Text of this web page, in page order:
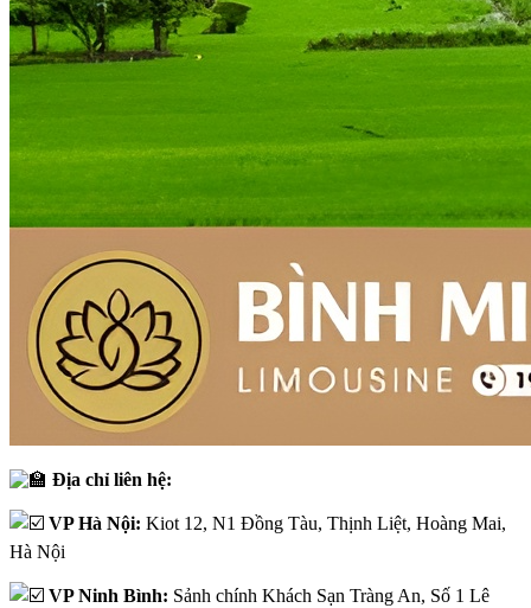
Địa chỉ liên hệ:
VP Hà Nội: Kiot 12, N1 Đồng Tàu, Thịnh Liệt, Hoàng Mai,
Hà Nội
VP Ninh Bình: Sảnh chính Khách Sạn Tràng An, Số 1 Lê